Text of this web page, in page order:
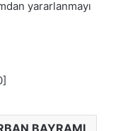
yararlanmayı
]
BAYRAMI